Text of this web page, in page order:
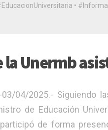
•
la Unermb
03/04/2025.- Siguiendo
de Educación
de forma